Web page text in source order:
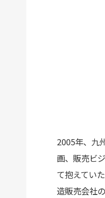
2005年、九
画、販売ビ
て抱えてい
造販売会社